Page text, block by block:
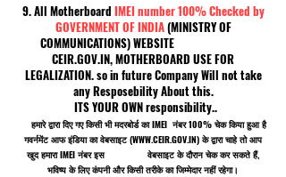
9. All Motherboard IMEI number 100% Checked by
GOVERNMENT OF INDIA(MINISTRY OF
COMMUNICATIONS) WEBSITE
CEIR.GOV.IN, MOTHERBOARD USE FOR
LEGALIZATION. so in future Company Will not take
any Resposebility About this.
ITS YOUR OWN responsibility..
हमारे द्वारा दिए गए किसी भी मदरबोर्ड का IMEI नंबर 100% चेक किया हुआ है
गवर्नमेंट आफ इंडिया का वेबसाइट (WWW.CEIR.GOV.IN) के द्वारा चाहे तो आप
खुद हमारा IMEI नंबर इस वेबसाइट के दौरान चेक कर सकते हैं,
भविष्य के लिए कंपनी और किसी तरीके का जिम्मेदार नहीं रहेगा।